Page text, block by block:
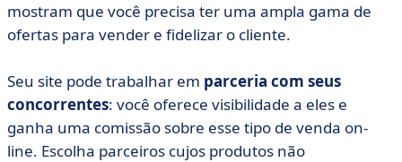
mostram que você precisa ter uma ampla gama de
ofertas para vender e fidelizar o cliente.
Seu site pode trabalhar em parceria com seus
concorrentes: você oferece visibilidade a eles e
ganha uma comissão sobre esse tipo de venda on-
line. Escolha parceiros cujos produtos não